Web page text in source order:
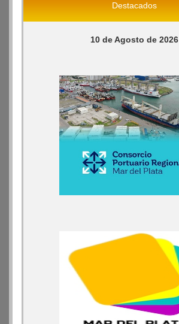
Destacados
10 de Agosto de 2026